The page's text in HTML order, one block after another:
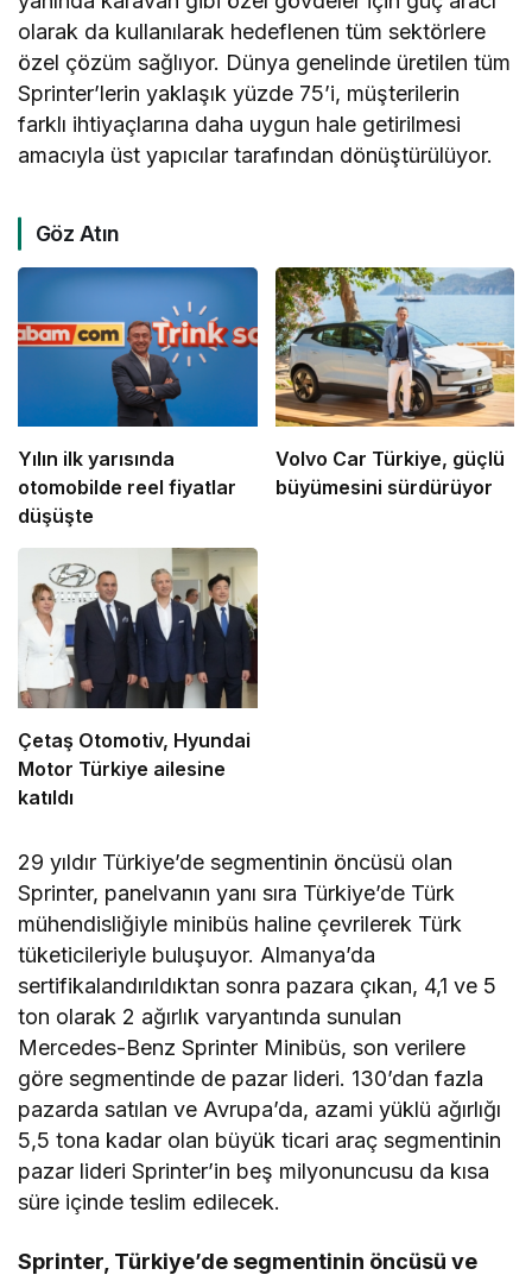
olarak da kullanılarak hedeflenen tüm sektörlere
özel çözüm sağlıyor. Dünya genelinde üretilen tüm
Sprinter’lerin yaklaşık yüzde 75’i, müşterilerin
farklı ihtiyaçlarına daha uygun hale getirilmesi
amacıyla üst yapıcılar tarafından dönüştürülüyor.
Göz Atın
Yılın ilk yarısında
otomobilde reel fiyatlar
düşüşte
Volvo Car Türkiye, güçlü
büyümesini sürdürüyor
Çetaş Otomotiv, Hyundai
Motor Türkiye ailesine
katıldı
29 yıldır Türkiye’de segmentinin öncüsü olan
Sprinter, panelvanın yanı sıra Türkiye’de Türk
mühendisliğiyle minibüs haline çevrilerek Türk
tüketicileriyle buluşuyor. Almanya’da
sertifikalandırıldıktan sonra pazara çıkan, 4,1 ve 5
ton olarak 2 ağırlık varyantında sunulan
Mercedes-Benz Sprinter Minibüs, son verilere
göre segmentinde de pazar lideri. 130’dan fazla
pazarda satılan ve Avrupa’da, azami yüklü ağırlığı
5,5 tona kadar olan büyük ticari araç segmentinin
pazar lideri Sprinter’in beş milyonuncusu da kısa
süre içinde teslim edilecek.
Sprinter, Türkiye’de segmentinin öncüsü ve